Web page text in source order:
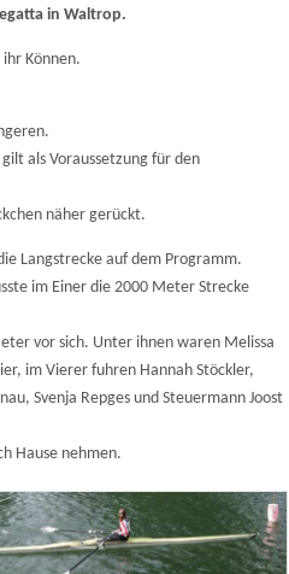
in Waltrop.
Können.
als Voraussetzung für den
näher gerückt.
Langstrecke auf dem Programm.
im Einer die 2000 Meter Strecke
vor sich. Unter ihnen waren Melissa
im Vierer fuhren Hannah Stöckler,
Svenja Repges und Steuermann Joost
Hause nehmen.